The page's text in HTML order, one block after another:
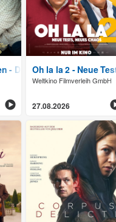
- Die außergewöhnliche
Oh la la 2 - Neue
Weltkino Filmverleih GmbH
27.08.2026